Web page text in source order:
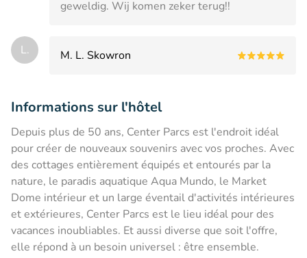
geweldig. Wij komen zeker terug!!
L. M. L. Skowron
Informations sur l'hôtel
Depuis plus de 50 ans, Center Parcs est l'endroit idéal
pour créer de nouveaux souvenirs avec vos proches. Avec
des cottages entièrement équipés et entourés par la
nature, le paradis aquatique Aqua Mundo, le Market
Dome intérieur et un large éventail d'activités intérieures
et extérieures, Center Parcs est le lieu idéal pour des
vacances inoubliables. Et aussi diverse que soit l'offre,
elle répond à un besoin universel : être ensemble.